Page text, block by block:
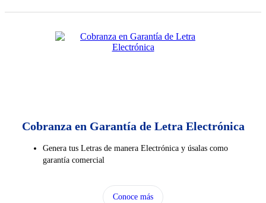
Cobranza en Garantía de Letra Electrónica
Genera tus Letras de manera Electrónica y úsalas como
garantía comercial
Conoce más